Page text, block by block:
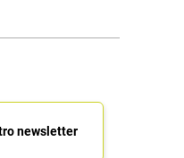
newsletter